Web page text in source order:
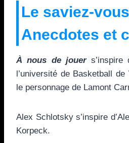
Le saviez-
Anecdotes et
À nous de jouers’inspire
l’université de Basketball
le personnage de Lamont
Alex Schlotsky s’inspire
Korpeck.